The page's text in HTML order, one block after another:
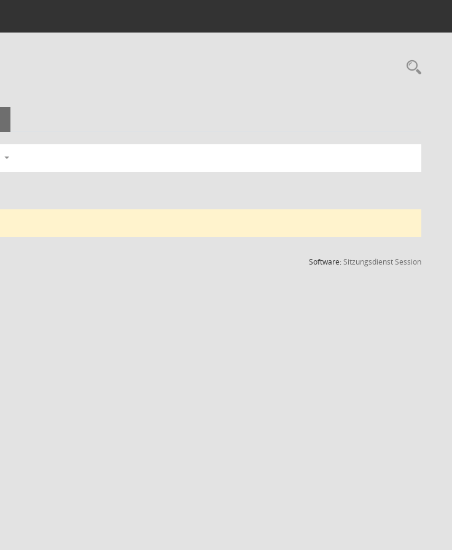
Software:SitzungsdienstSession(Wird in